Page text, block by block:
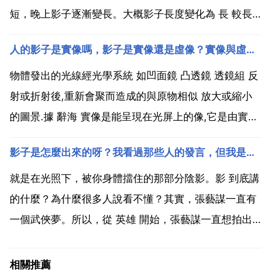
短，晚上影子逐漸變長。大概影子長度變化為 長 較長
中午在南，晚上在東。影子運動的方向與太陽運動方向
相反 大概運動方向為 西 西北 南 東北 東。影...
人的影子是實像嗎，影子是實像還是虛像？實像與虛像有什麼區別？
物體發出的光線經光學系統 如凹面鏡 凸透鏡 透鏡組 反
射或折射後,重新會聚而造成的與原物相似 放大或縮小
的圖景.據 辭海 實像是能呈現在光屏上的像,它是由實際
言,光源在主焦點以外時才能產生實像.小孔成像成的也
是實像.實像能用光屏呈接 呈現 是真實...
影子是怎麼出來的呀？我看過那些人的發言，但我是不懂，就是沒講懂，沒有太清楚，影子是怎麼出來的
就是在光照下，被你身體擋住的那部分陰影。影 到底講
的什麼？為什麼很多人說看不懂？其實，張藝謀一直有
一個武俠夢。所以，從 英雄 開始，張藝謀一直想拍出
電影是一部復仇的電影，每個人的看法是不一樣的。但
相關推薦